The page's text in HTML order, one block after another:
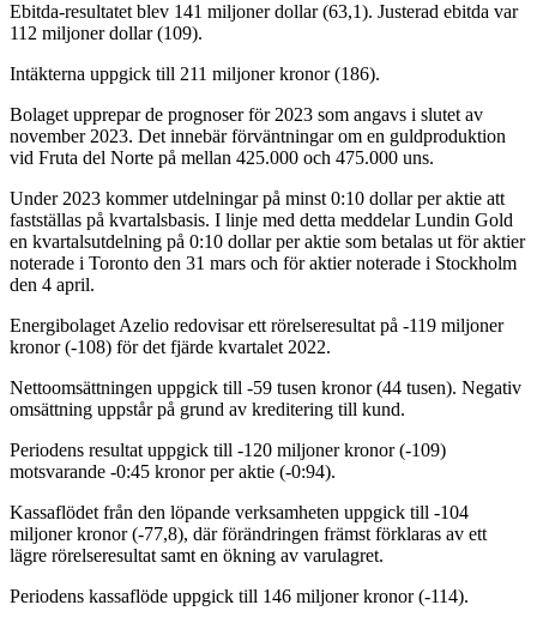
Ebitda-resultatet blev 141 miljoner dollar (63,1). Justerad ebitda var
112 miljoner dollar (109).
Intäkterna uppgick till 211 miljoner kronor (186).
Bolaget upprepar de prognoser för 2023 som angavs i slutet av
november 2023. Det innebär förväntningar om en guldproduktion
vid Fruta del Norte på mellan 425.000 och 475.000 uns.
Under 2023 kommer utdelningar på minst 0:10 dollar per aktie att
fastställas på kvartalsbasis. I linje med detta meddelar Lundin Gold
en kvartalsutdelning på 0:10 dollar per aktie som betalas ut för aktier
noterade i Toronto den 31 mars och för aktier noterade i Stockholm
den 4 april.
Energibolaget Azelio redovisar ett rörelseresultat på -119 miljoner
kronor (-108) för det fjärde kvartalet 2022.
Nettoomsättningen uppgick till -59 tusen kronor (44 tusen). Negativ
omsättning uppstår på grund av kreditering till kund.
Periodens resultat uppgick till -120 miljoner kronor (-109)
motsvarande -0:45 kronor per aktie (-0:94).
Kassaflödet från den löpande verksamheten uppgick till -104
miljoner kronor (-77,8), där förändringen främst förklaras av ett
lägre rörelseresultat samt en ökning av varulagret.
Periodens kassaflöde uppgick till 146 miljoner kronor (-114).